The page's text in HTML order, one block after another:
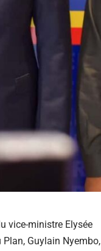
vice-ministre Elysée
Plan, Guylain Nyembo,